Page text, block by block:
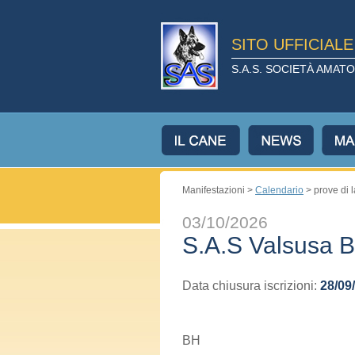
SITO
S.A.S. SOCIETÀ
Manifestazioni > Calendario > prove di
03/10/2026
S.A.S Valsusa
Data chiusura iscrizioni: 28/
BH